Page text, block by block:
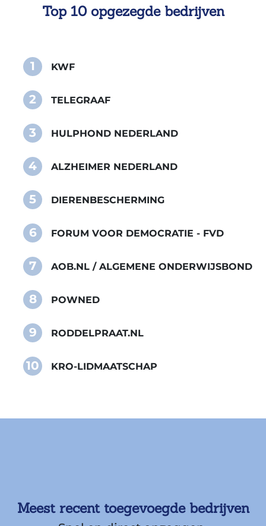
Top 10 opgezegde bedrijven
1 KWF
2 TELEGRAAF
3 HULPHOND NEDERLAND
4 ALZHEIMER NEDERLAND
5 DIERENBESCHERMING
6 FORUM VOOR DEMOCRATIE - FVD
7 AOB.NL / ALGEMENE ONDERWIJSBOND
8 POWNED
9 RODDELPRAAT.NL
10 KRO-LIDMAATSCHAP
Meest recent toegevoegde bedrijven